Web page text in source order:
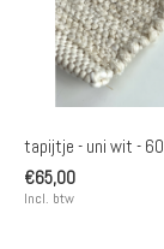
tapijtje - uni wit -
€65,00
Incl. btw